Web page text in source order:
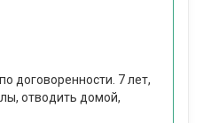
договоренности. 7 лет,
отводить домой,